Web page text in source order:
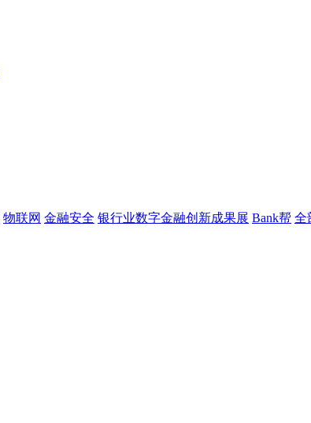
物联网 金融安全 银行业数字金融创新成果展 Bank帮 全